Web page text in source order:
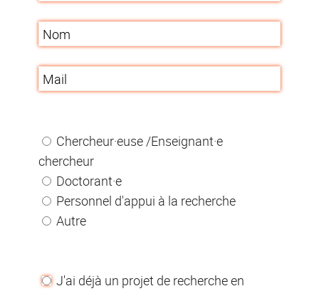
Chercheur·euse /Enseignant·e
chercheur
Doctorant·e
Personnel d'appui à la recherche
Autre
J'ai déjà un projet de recherche en